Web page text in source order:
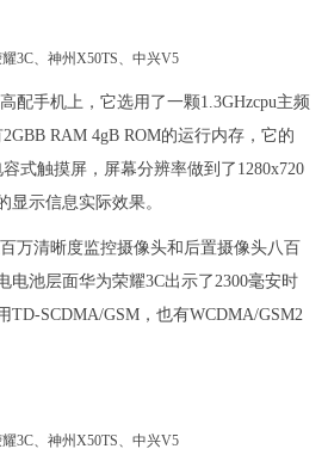
配手机上，它选用了一颗1.3GHzcpu主频
RAM 4gB ROM的运行内存，它的
式触摸屏，屏幕分辨率做到了1280x720
显示信息实际效果。
万清晰度监控摄像头和后置摄像头八百
电池层面华为荣耀3C出示了2300毫安时
TD-SCDMA/GSM，也有WCDMA/GSM2